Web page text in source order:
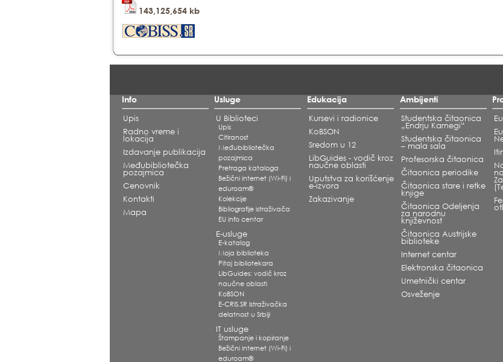
143,125,654 kb
Info
Upis
Radno vreme i
lokacija
Izdavanje publikacija
Međubibliotečka
pozajmica
Cenovnik
Kontakti
Mapa
Usluge
U Biblioteci
Upis
Citiranost
Međubibliotečka
pozajmica
Pretraga kataloga
Bežični internet (Wi-Fi) i
eduroam®
Kolekcije
Bibliografije istraživača
EU info centar
E-usluge
E-katalog
Moja biblioteka
Pitaj bibliotekara
LibGuides: vodič kroz
naučne oblasti
KoBSON
E-CRIS.SR Istraživačka
delatnost u Srbiji
IT usluge
Štampanje i kopiranje
Bežični internet (Wi-Fi) i
eduroam®
Edukacija
Kursevi i radionice
KoBSON
Sredom u 12
LibGuides - vodič kroz
naučne oblasti
Uputstva za korišćenje
e-izvora
Zakazivanje
Ambijenti
Studentska čitaonica
„Endrju Karnegi“
Studentska čitaonica
– mala sala
Profesorska čitaonica
Čitaonica periodike
Čitaonica stare i retke
knjige
Čitaonica Odeljenja
za narodnu
književnost
Čitaonica Austrijske
biblioteke
Internet centar
Elektronska čitaonica
Umetnički centar
Osveženje